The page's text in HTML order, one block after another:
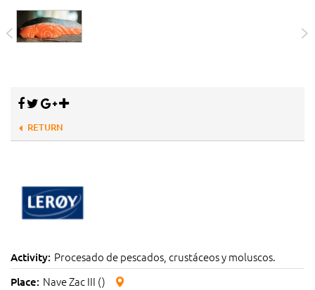
RETURN
Activity: Procesado de pescados, crustáceos y moluscos.
Place: Nave Zac III ()